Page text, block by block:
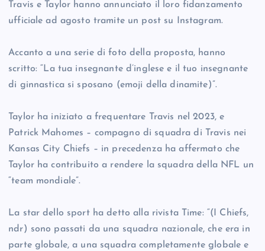
Travis e Taylor hanno annunciato il loro fidanzamento
ufficiale ad agosto tramite un post su Instagram.
Accanto a una serie di foto della proposta, hanno
scritto: “La tua insegnante d’inglese e il tuo insegnante
di ginnastica si sposano (emoji della dinamite)”.
Taylor ha iniziato a frequentare Travis nel 2023, e
Patrick Mahomes – compagno di squadra di Travis nei
Kansas City Chiefs – in precedenza ha affermato che
Taylor ha contribuito a rendere la squadra della NFL un
“team mondiale”.
La star dello sport ha detto alla rivista Time: “(I Chiefs,
ndr) sono passati da una squadra nazionale, che era in
parte globale, a una squadra completamente globale e